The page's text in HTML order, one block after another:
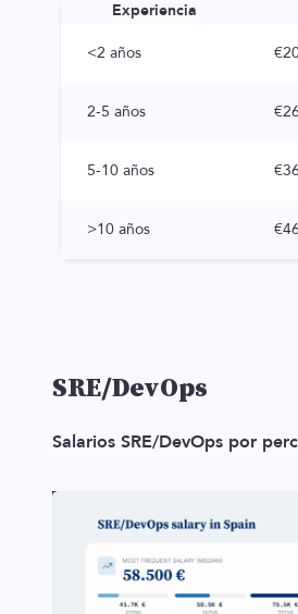
Experiencia
<2 años
2-5 años
5-10 años
>10 años
SRE/DevOps
Salarios SRE/DevOps por